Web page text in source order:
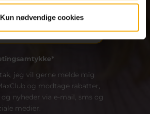
Kun nødvendige cookies
jeg vil gerne melde mig
og modtage rabatter,
nyheder via e-mail, sms og
medier.